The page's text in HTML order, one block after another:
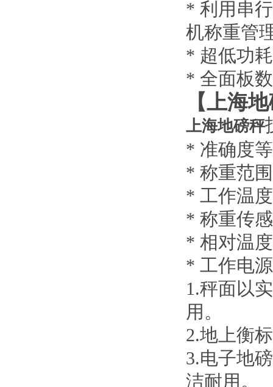
* 利用串
机称
* 超
* 全面板
【上海
上海地磅秤
* 准确
* 称重
* 工作温
* 称重
* 相对
* 工作电
1.秤面以
用。
2.地上衡
3.电子地
洁耐用。